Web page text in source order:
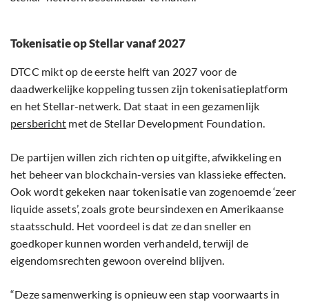
Tokenisatie op Stellar vanaf 2027
DTCC mikt op de eerste helft van 2027 voor de
daadwerkelijke koppeling tussen zijn tokenisatieplatform
en het Stellar-netwerk. Dat staat in een gezamenlijk
persbericht met de Stellar Development Foundation.
De partijen willen zich richten op uitgifte, afwikkeling en
het beheer van blockchain-versies van klassieke effecten.
Ook wordt gekeken naar tokenisatie van zogenoemde ‘zeer
liquide assets’, zoals grote beursindexen en Amerikaanse
staatsschuld. Het voordeel is dat ze dan sneller en
goedkoper kunnen worden verhandeld, terwijl de
eigendomsrechten gewoon overeind blijven.
“Deze samenwerking is opnieuw een stap voorwaarts in